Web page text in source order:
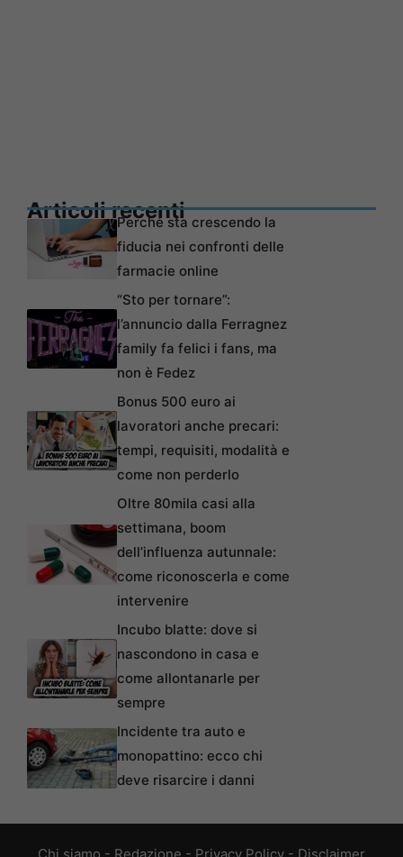
Articoli recentiPerché sta crescendo la
fiducia nei confronti delle
farmacie online
“Sto per tornare”:
l’annuncio dalla Ferragnez
family fa felici i fans, ma
non è Fedez
Bonus 500 euro ai
lavoratori anche precari:
tempi, requisiti, modalità e
come non perderlo
Oltre 80mila casi alla
settimana, boom
dell’influenza autunnale:
come riconoscerla e come
intervenire
Incubo blatte: dove si
nascondono in casa e
come allontanarle per
sempre
Incidente tra auto e
monopattino: ecco chi
deve risarcire i danni